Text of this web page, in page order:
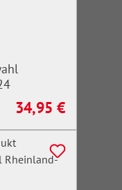
Regulärer Preis:
34,95 €